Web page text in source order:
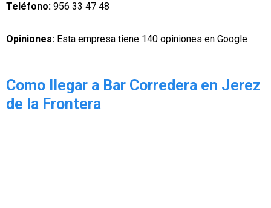
Teléfono: 956 33 47 48
Opiniones: Esta empresa tiene 140 opiniones en Google
Como llegar a Bar Corredera en Jerez
de la Frontera